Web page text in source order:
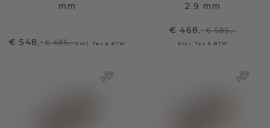
mm
€ 548,-€ 685,-Excl. Tax & BTW
2.9 mm
€ 468,-€ 585,-
Excl. Tax & BTW